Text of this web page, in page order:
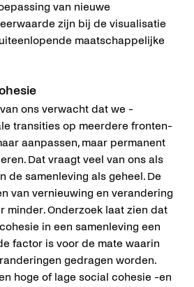
van nieuwe
zijn bij de visualisatie
maatschappelijke
ons verwacht dat we -
transities op meerdere fronten-
aanpassen, maar permanent
Dat vraagt veel van ons als
de samenleving als geheel. De
van vernieuwing en verandering
minder. Onderzoek laat zien dat
in een samenleving een
factor is voor de mate waarin
gedragen worden.
hoge of lage social cohesie -en